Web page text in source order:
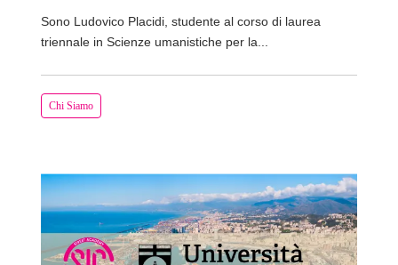
Chi Siamo
Sono Ludovico Placidi, studente al corso di laurea
triennale in Scienze umanistiche per la...